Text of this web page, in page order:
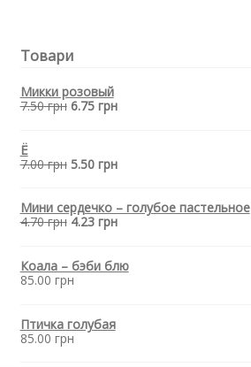
-
Бирюзовая
Товари
Микки розовый
7.50грн 6.75грн
Ё
7.00грн 5.50грн
Мини сердечко – голубое пастельное
4.70грн 4.23грн
Коала – бэби блю
85.00 грн
Птичка голубая
85.00 грн